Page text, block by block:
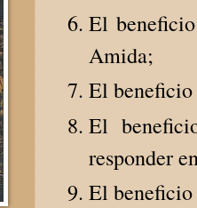
El
Amida;
El beneficio
El
responder
El beneficio